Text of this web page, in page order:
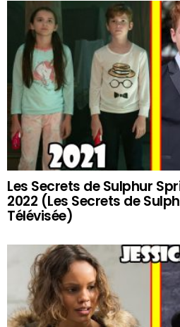
Les Secrets de Sulphur
2022 (Les Secrets de
Télévisée)